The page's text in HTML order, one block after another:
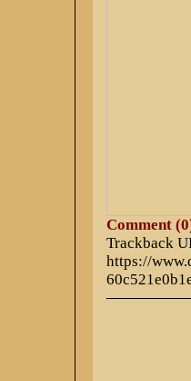
Comment
Trackback
https://